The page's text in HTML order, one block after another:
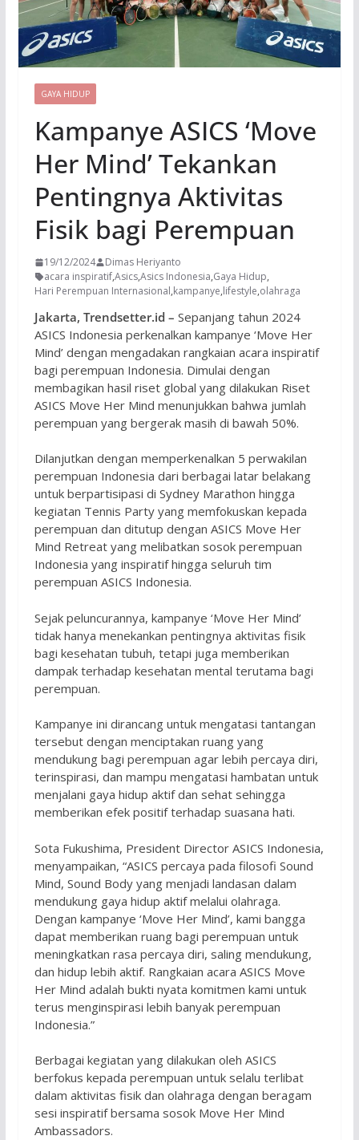
GAYA HIDUP
Kampanye ASICS ‘Move
Her Mind’ Tekankan
Pentingnya Aktivitas
Fisik bagi Perempuan
19/12/2024
Dimas Heriyanto
acara inspiratif,Asics,Asics Indonesia,Gaya Hidup,
Hari Perempuan Internasional,kampanye,lifestyle,olahraga
Jakarta, Trendsetter.id – Sepanjang tahun 2024
ASICS Indonesia perkenalkan kampanye ‘Move Her
Mind’ dengan mengadakan rangkaian acara inspiratif
bagi perempuan Indonesia. Dimulai dengan
membagikan hasil riset global yang dilakukan Riset
ASICS Move Her Mind menunjukkan bahwa jumlah
perempuan yang bergerak masih di bawah 50%.
Dilanjutkan dengan memperkenalkan 5 perwakilan
perempuan Indonesia dari berbagai latar belakang
untuk berpartisipasi di Sydney Marathon hingga
kegiatan Tennis Party yang memfokuskan kepada
perempuan dan ditutup dengan ASICS Move Her
Mind Retreat yang melibatkan sosok perempuan
Indonesia yang inspiratif hingga seluruh tim
perempuan ASICS Indonesia.
Sejak peluncurannya, kampanye ‘Move Her Mind’
tidak hanya menekankan pentingnya aktivitas fisik
bagi kesehatan tubuh, tetapi juga memberikan
dampak terhadap kesehatan mental terutama bagi
perempuan.
Kampanye ini dirancang untuk mengatasi tantangan
tersebut dengan menciptakan ruang yang
mendukung bagi perempuan agar lebih percaya diri,
terinspirasi, dan mampu mengatasi hambatan untuk
menjalani gaya hidup aktif dan sehat sehingga
memberikan efek positif terhadap suasana hati.
Sota Fukushima, President Director ASICS Indonesia,
menyampaikan, “ASICS percaya pada filosofi Sound
Mind, Sound Body yang menjadi landasan dalam
mendukung gaya hidup aktif melalui olahraga.
Dengan kampanye ‘Move Her Mind’, kami bangga
dapat memberikan ruang bagi perempuan untuk
meningkatkan rasa percaya diri, saling mendukung,
dan hidup lebih aktif. Rangkaian acara ASICS Move
Her Mind adalah bukti nyata komitmen kami untuk
terus menginspirasi lebih banyak perempuan
Indonesia.”
Berbagai kegiatan yang dilakukan oleh ASICS
berfokus kepada perempuan untuk selalu terlibat
dalam aktivitas fisik dan olahraga dengan beragam
sesi inspiratif bersama sosok Move Her Mind
Ambassadors.